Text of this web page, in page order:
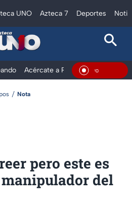
UNO Azteca 7 Deportes
Acércate a Rocío Al ExtremoEn
Nota
pero este es
del